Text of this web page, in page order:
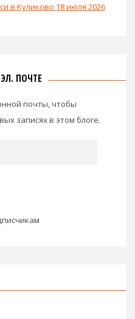
в Куликово 18 июля 2026
ПОЧТЕ
почты, чтобы
записях в этом блоге.